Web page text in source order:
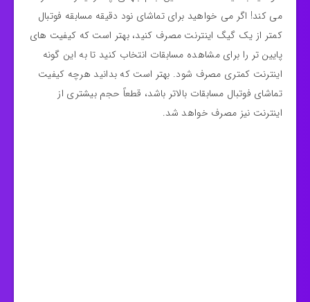
می کند! اگر می خواهید برای تماشای نود دقیقه مسابقه فوتبال
کمتر از یک گیگ اینترنت مصرف کنید، بهتر است که کیفیت های
پایین تر را برای مشاهده مسابقات انتخاب کنید تا به این گونه
اینترنت کمتری مصرف شود. بهتر است که بدانید هرچه کیفیت
تماشای فوتبال مسابقات بالاتر باشد، قطعاً حجم بیشتری از
اینترنت نیز مصرف خواهد شد.